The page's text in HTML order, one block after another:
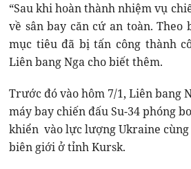
“Sau khi hoàn thành nhiệm vụ
về sân bay căn cứ an toàn. Theo
mục tiêu đã bị tấn công thành
Liên bang Nga cho biết thêm.
Trước đó vào hôm 7/1, Liên bang
máy bay chiến đấu Su-34 phóng
khiển vào lực lượng Ukraine cùng
biên giới ở tỉnh Kursk.